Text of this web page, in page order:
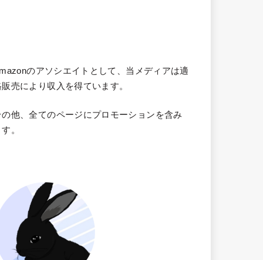
のアソシエイトとして、当メディアは適
販売により収入を得ています。
の他、全てのページにプロモーションを含み
。